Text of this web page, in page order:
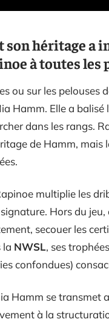
son héritage a
à toutes
ou sur les pelouses
Hamm. Elle a
dans les rangs.
de Hamm,
multiplie les
Hors du
secouer les
la NWSL, ses
confondues)
Hamm se transmet
à la